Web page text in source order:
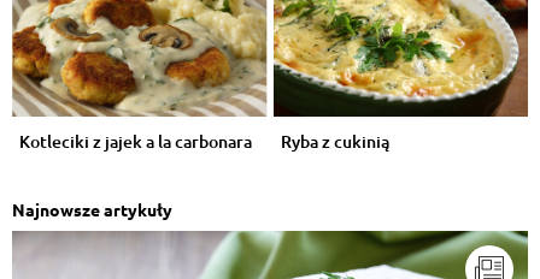
Kotleciki z jajek a la carbonara Ryba z cukinią
Najnowsze artykuły